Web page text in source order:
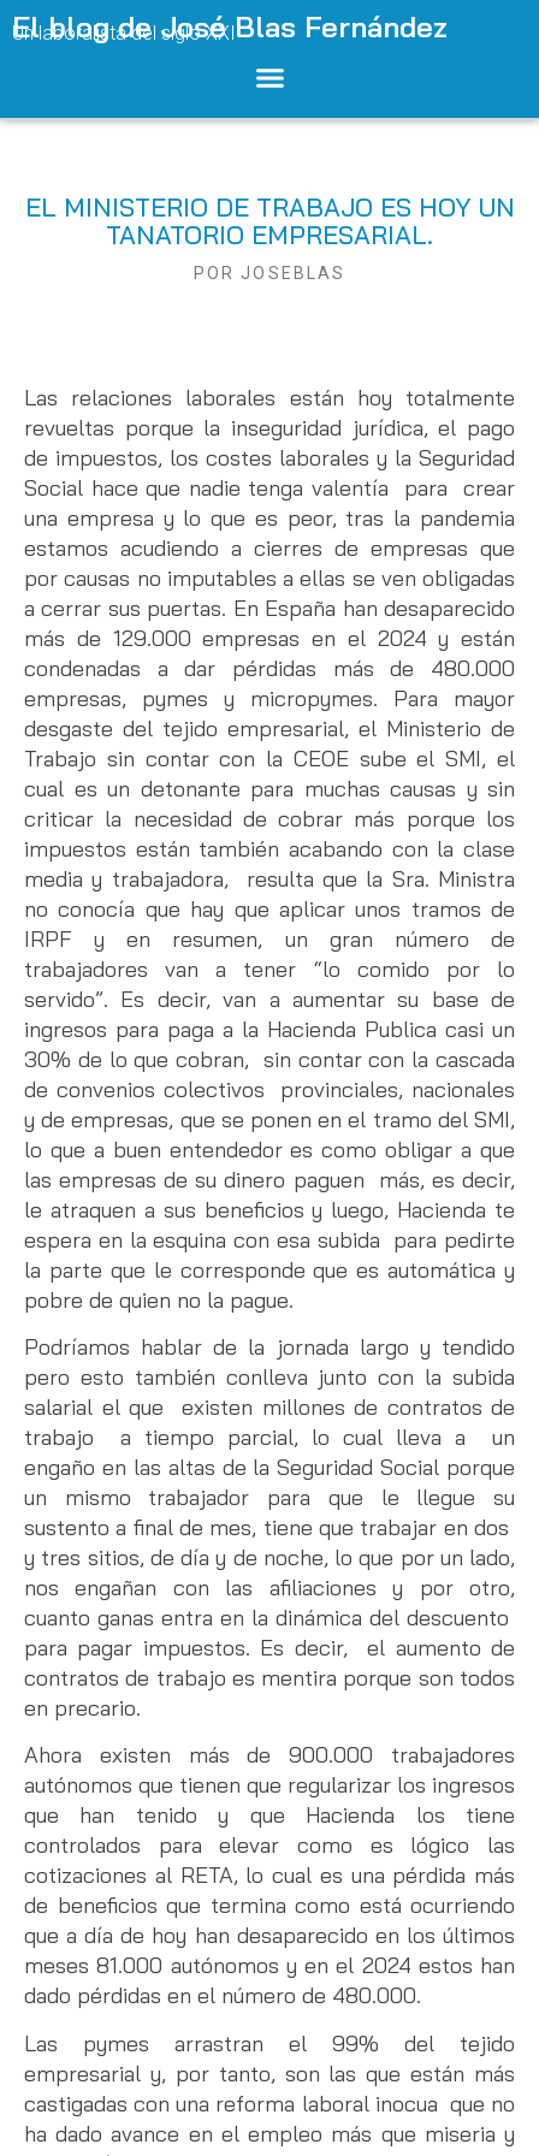
El blog de José Blas Fernández
Un laboralista del siglo XXI
EL MINISTERIO DE TRABAJO ES HOY UN
TANATORIO EMPRESARIAL.
POR JOSEBLAS
Las relaciones laborales están hoy totalmente
revueltas porque la inseguridad jurídica, el pago
de impuestos, los costes laborales y la Seguridad
Social hace que nadie tenga valentía para crear
una empresa y lo que es peor, tras la pandemia
estamos acudiendo a cierres de empresas que
por causas no imputables a ellas se ven obligadas
a cerrar sus puertas. En España han desaparecido
más de 129.000 empresas en el 2024 y están
condenadas a dar pérdidas más de 480.000
empresas, pymes y micropymes. Para mayor
desgaste del tejido empresarial, el Ministerio de
Trabajo sin contar con la CEOE sube el SMI, el
cual es un detonante para muchas causas y sin
criticar la necesidad de cobrar más porque los
impuestos están también acabando con la clase
media y trabajadora, resulta que la Sra. Ministra
no conocía que hay que aplicar unos tramos de
IRPF y en resumen, un gran número de
trabajadores van a tener “lo comido por lo
servido”. Es decir, van a aumentar su base de
ingresos para paga a la Hacienda Publica casi un
30% de lo que cobran, sin contar con la cascada
de convenios colectivos provinciales, nacionales
y de empresas, que se ponen en el tramo del SMI,
lo que a buen entendedor es como obligar a que
las empresas de su dinero paguen más, es decir,
le atraquen a sus beneficios y luego, Hacienda te
espera en la esquina con esa subida para pedirte
la parte que le corresponde que es automática y
pobre de quien no la pague.
Podríamos hablar de la jornada largo y tendido
pero esto también conlleva junto con la subida
salarial el que existen millones de contratos de
trabajo a tiempo parcial, lo cual lleva a un
engaño en las altas de la Seguridad Social porque
un mismo trabajador para que le llegue su
sustento a final de mes, tiene que trabajar en dos
y tres sitios, de día y de noche, lo que por un lado,
nos engañan con las afiliaciones y por otro,
cuanto ganas entra en la dinámica del descuento
para pagar impuestos. Es decir, el aumento de
contratos de trabajo es mentira porque son todos
en precario.
Ahora existen más de 900.000 trabajadores
autónomos que tienen que regularizar los ingresos
que han tenido y que Hacienda los tiene
controlados para elevar como es lógico las
cotizaciones al RETA, lo cual es una pérdida más
de beneficios que termina como está ocurriendo
que a día de hoy han desaparecido en los últimos
meses 81.000 autónomos y en el 2024 estos han
dado pérdidas en el número de 480.000.
Las pymes arrastran el 99% del tejido
empresarial y, por tanto, son las que están más
castigadas con una reforma laboral inocua que no
ha dado avance en el empleo más que miseria y